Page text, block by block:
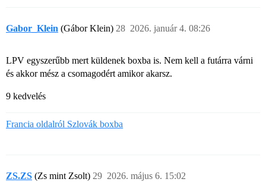
Gabor_Klein (Gábor Klein) 2026. január 4. 08:26
28
LPV egyszerűbb mert küldenek boxba is. Nem kell a futárra várni
és akkor mész a csomagodért amikor akarsz.
9 kedvelés
Francia oldalról Szlovák boxba
ZS.ZS (Zs mint Zsolt) 2026. május 6. 15:02
29